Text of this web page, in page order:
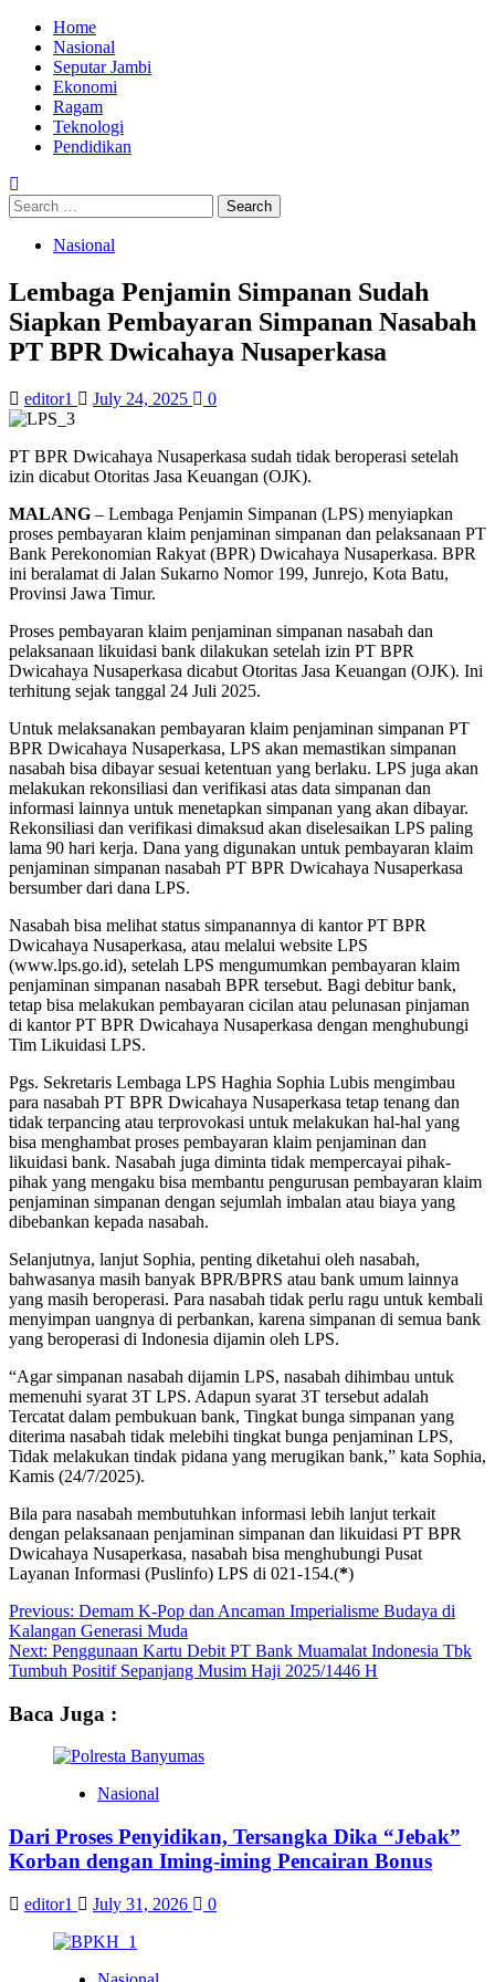
Skip
content
Primary
Menu
Home
Nasional
Seputar Jambi
Ekonomi
Ragam
Teknologi
Pendidikan
Search
for:
Nasional
Lembaga Penjamin Simpanan Sudah
Siapkan Pembayaran Simpanan Nasabah
PT BPR Dwicahaya Nusaperkasa
editor1 July 24, 2025 0
PT BPR Dwicahaya Nusaperkasa sudah tidak beroperasi setelah
izin dicabut Otoritas Jasa Keuangan (OJK).
MALANG – Lembaga Penjamin Simpanan (LPS) menyiapkan
proses pembayaran klaim penjaminan simpanan dan pelaksanaan PT
Bank Perekonomian Rakyat (BPR) Dwicahaya Nusaperkasa. BPR
ini beralamat di Jalan Sukarno Nomor 199, Junrejo, Kota Batu,
Provinsi Jawa Timur.
Proses pembayaran klaim penjaminan simpanan nasabah dan
pelaksanaan likuidasi bank dilakukan setelah izin PT BPR
Dwicahaya Nusaperkasa dicabut Otoritas Jasa Keuangan (OJK). Ini
terhitung sejak tanggal 24 Juli 2025.
Untuk melaksanakan pembayaran klaim penjaminan simpanan PT
BPR Dwicahaya Nusaperkasa, LPS akan memastikan simpanan
nasabah bisa dibayar sesuai ketentuan yang berlaku. LPS juga akan
melakukan rekonsiliasi dan verifikasi atas data simpanan dan
informasi lainnya untuk menetapkan simpanan yang akan dibayar.
Rekonsiliasi dan verifikasi dimaksud akan diselesaikan LPS paling
lama 90 hari kerja. Dana yang digunakan untuk pembayaran klaim
penjaminan simpanan nasabah PT BPR Dwicahaya Nusaperkasa
bersumber dari dana LPS.
Nasabah bisa melihat status simpanannya di kantor PT BPR
Dwicahaya Nusaperkasa, atau melalui website LPS
(www.lps.go.id), setelah LPS mengumumkan pembayaran klaim
penjaminan simpanan nasabah BPR tersebut. Bagi debitur bank,
tetap bisa melakukan pembayaran cicilan atau pelunasan pinjaman
di kantor PT BPR Dwicahaya Nusaperkasa dengan menghubungi
Tim Likuidasi LPS.
Pgs. Sekretaris Lembaga LPS Haghia Sophia Lubis mengimbau
para nasabah PT BPR Dwicahaya Nusaperkasa tetap tenang dan
tidak terpancing atau terprovokasi untuk melakukan hal-hal yang
bisa menghambat proses pembayaran klaim penjaminan dan
likuidasi bank. Nasabah juga diminta tidak mempercayai pihak-
pihak yang mengaku bisa membantu pengurusan pembayaran klaim
penjaminan simpanan dengan sejumlah imbalan atau biaya yang
dibebankan kepada nasabah.
Selanjutnya, lanjut Sophia, penting diketahui oleh nasabah,
bahwasanya masih banyak BPR/BPRS atau bank umum lainnya
yang masih beroperasi. Para nasabah tidak perlu ragu untuk kembali
menyimpan uangnya di perbankan, karena simpanan di semua bank
yang beroperasi di Indonesia dijamin oleh LPS.
“Agar simpanan nasabah dijamin LPS, nasabah dihimbau untuk
memenuhi syarat 3T LPS. Adapun syarat 3T tersebut adalah
Tercatat dalam pembukuan bank, Tingkat bunga simpanan yang
diterima nasabah tidak melebihi tingkat bunga penjaminan LPS,
Tidak melakukan tindak pidana yang merugikan bank,” kata Sophia,
Kamis (24/7/2025).
Bila para nasabah membutuhkan informasi lebih lanjut terkait
dengan pelaksanaan penjaminan simpanan dan likuidasi PT BPR
Dwicahaya Nusaperkasa, nasabah bisa menghubungi Pusat
Layanan Informasi (Puslinfo) LPS di 021-154.(*)
Post
navigation
Previous: Demam K-Pop dan Ancaman Imperialisme Budaya di
Kalangan Generasi Muda
Next: Penggunaan Kartu Debit PT Bank Muamalat Indonesia Tbk
Tumbuh Positif Sepanjang Musim Haji 2025/1446 H
Baca Juga :
Nasional
Dari Proses Penyidikan, Tersangka Dika “Jebak”
Korban dengan Iming-iming Pencairan Bonus
editor1 July 31, 2026 0